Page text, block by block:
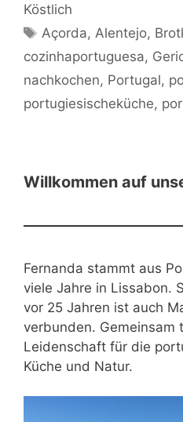
Köstlich
Schlagwörter
Açorda, Alentejo,
cozinhaportuguesa,
nachkochen, Portugal,
portugiesischeküche,
Willkommen auf
Fernanda stammt aus
viele Jahre in Lissabon.
vor 25 Jahren ist auch
verbunden. Gemeinsam
Leidenschaft für die
Küche und Natur.